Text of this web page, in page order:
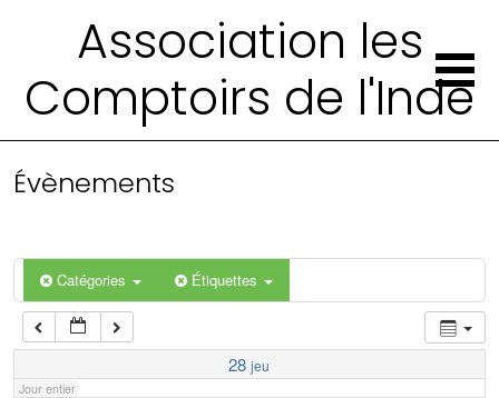
Association les
Comptoirs de l'Inde
Évènements
Catégories Étiquettes
28 jeu
Jour entier
4 h 00 min
6 h 00 min
7 h 00 min